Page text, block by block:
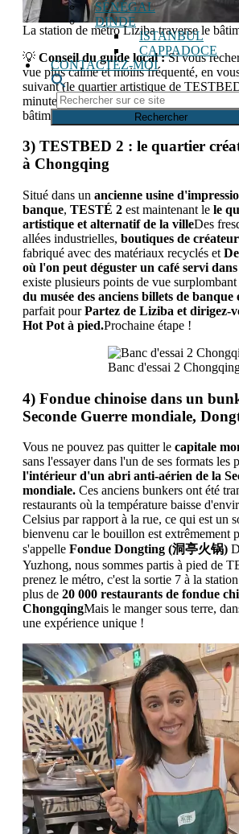
SÉNÉGAL
DINDE
ISTANBUL
CAPPADOCE
CONTACTEZ-MOI
Rechercher
sur
ce
site
La station de métro Liziba traverse le
💡 Conseil du guide local :Si vous
vue plus calme et moins fréquenté, en
suivant (le quartier artistique de
minutes), vous pourrez observer le train
bâtiment sous un autre angle.
3) TESTBED 2 : le quartier
à Chongqing
Situé dans un ancienne usine
banque, TESTÉ 2 est maintenant le le
artistique et alternatif de la villeDes
allées industrielles, boutiques de
fabriqué avec des matériaux recyclés et
où l'on peut déguster un café servi
existe plusieurs points de vue
du musée des anciens billets de banque
parfait pourPartez de Liziba et dirigez-
Hot Pot à pied.Prochaine étape !
Banc d'essai 2
4) Fondue chinoise dans un
Seconde Guerre mondiale,
Vous ne pouvez pas quitter le capitale
sans l'essayer dans l'un de ses formats les
l'intérieur d'un abri anti-aérien de la
mondiale. Ces anciens bunkers ont été
restaurants où la température baisse
Celsius par rapport à la rue, ce qui est un
bienvenu car le bouillon est extrêmement
s'appelle Fondue Dongting (洞亭火锅)
Yuzhong, nous sommes partis à pied de
prenez le métro, c'est la sortie 7 à la
plus de 20 000 restaurants de fondue
ChongqingMais le manger sous terre,
une expérience unique !